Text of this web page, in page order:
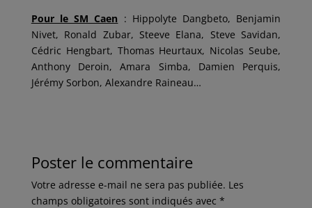
Pour le SM Caen : Hippolyte Dangbeto, Benjamin
Nivet, Ronald Zubar, Steeve Elana, Steve Savidan,
Cédric Hengbart, Thomas Heurtaux, Nicolas Seube,
Anthony Deroin, Amara Simba, Damien Perquis,
Jérémy Sorbon, Alexandre Raineau…
Poster le commentaire
Votre adresse e-mail ne sera pas publiée. Les
champs obligatoires sont indiqués avec *